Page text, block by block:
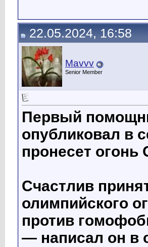
22.05.2024, 16:58
Mavvv
Senior Member
Первый
опубликовал в
пронесет
Счастлив
олимпийского
против
— написал он в